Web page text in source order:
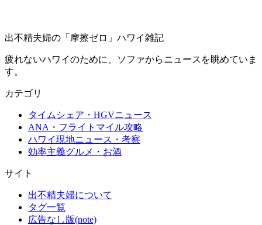
出不精夫婦の 「摩擦ゼロ」 ハワイ雑記
疲れないハワイのために、ソファからニュースを眺めていま
す。
カテゴリ
タイムシェア・HGVニュース
ANA・フライトマイル攻略
ハワイ現地ニュース・考察
効率主義グルメ・お酒
サイト
出不精夫婦について
タグ一覧
広告なし版(note)